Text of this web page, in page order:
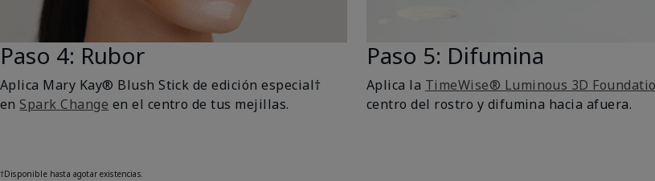
Paso 4: Rubor
Aplica Mary Kay® Blush Stick de edición especial†
enSpark Change en el centro de tus mejillas.
Paso 5: Difumina
Aplica la TimeWise® Luminous 3D
centro del rostro y difumina hacia afuera.
†Disponible hasta agotar existencias.